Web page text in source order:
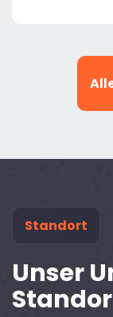
Standort
Unser